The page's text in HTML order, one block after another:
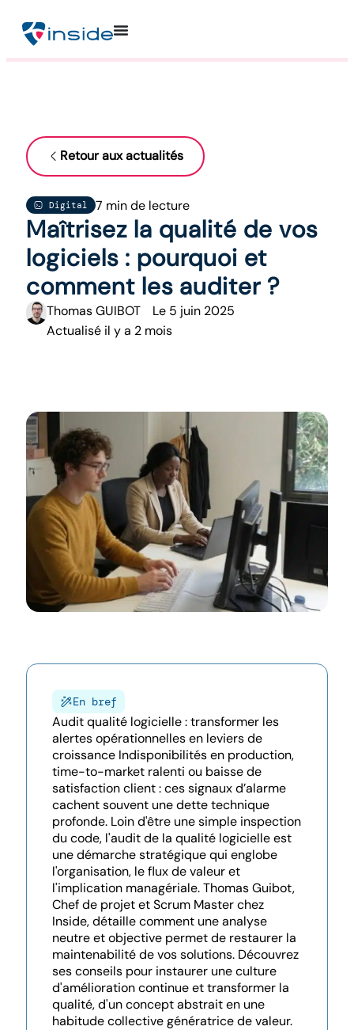
Retour aux actualités
Digital 7 min de lecture
Maîtrisez la qualité de vos
logiciels : pourquoi et
comment les auditer ?
Thomas GUIBOT Le 5 juin 2025
Actualisé il y a 2 mois
En bref
Audit qualité logicielle : transformer les
alertes opérationnelles en leviers de
croissance Indisponibilités en production,
time-to-market ralenti ou baisse de
satisfaction client : ces signaux d’alarme
cachent souvent une dette technique
profonde. Loin d'être une simple inspection
du code, l'audit de la qualité logicielle est
une démarche stratégique qui englobe
l'organisation, le flux de valeur et
l'implication managériale. Thomas Guibot,
Chef de projet et Scrum Master chez
Inside, détaille comment une analyse
neutre et objective permet de restaurer la
maintenabilité de vos solutions. Découvrez
ses conseils pour instaurer une culture
d'amélioration continue et transformer la
qualité, d'un concept abstrait en une
habitude collective génératrice de valeur.